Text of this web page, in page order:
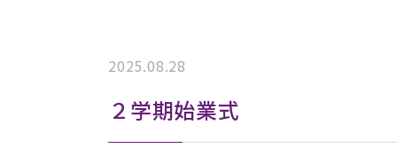
2025.08.28
２学期始業式